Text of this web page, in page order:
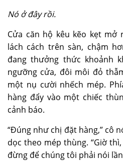
Nó ở đây rồi.
Cửa căn hộ kêu kẽo kẹt mở
lách cách trên sàn, chậm
đang thưởng thức khoảnh
ngưỡng cửa, đôi môi đỏ
một nụ cười nhếch mép.
hàng đẩy vào một chiếc
cảnh báo.
“Đúng như chị đặt hàng,” cô
dọc theo mép thùng. “Giờ
đừng để chúng tôi phải nói